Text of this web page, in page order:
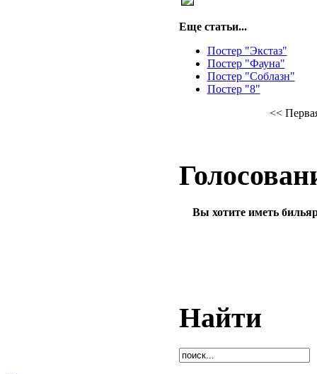
Еще статьи...
Постер "Экстаз"
Постер "Фауна"
Постер "Соблазн"
Постер "8"
<<
Вы хотите иметь
Найти